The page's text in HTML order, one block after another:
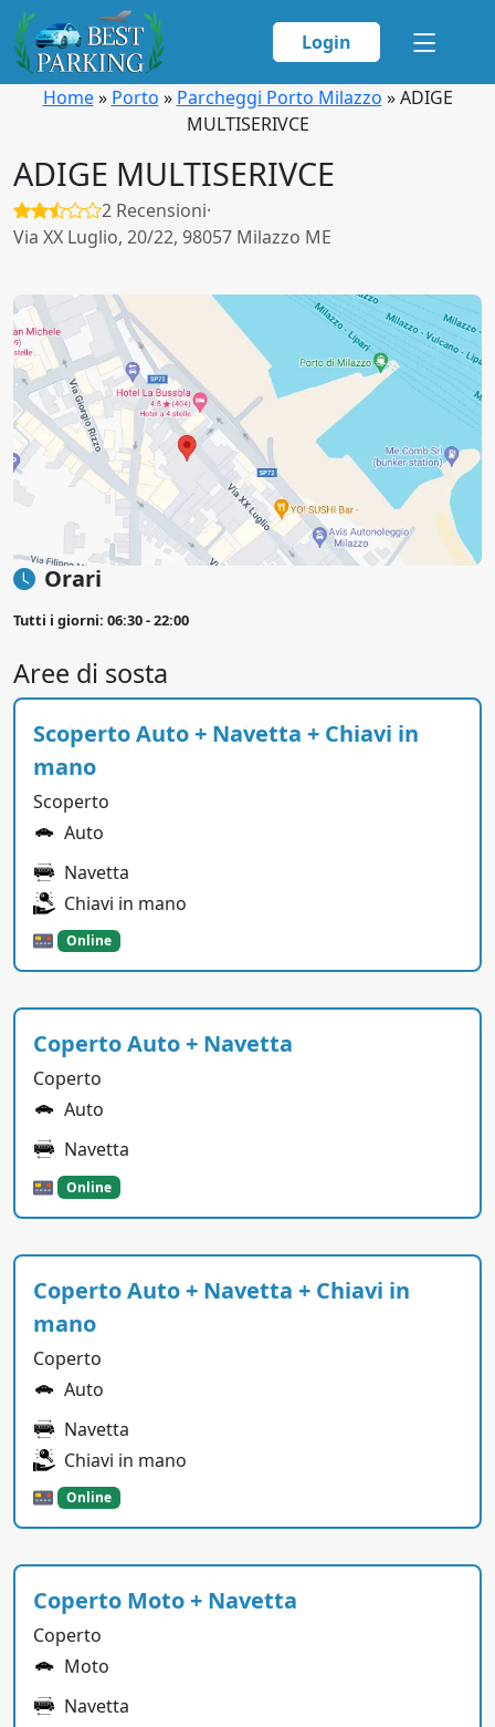
Login
Home» Porto » Parcheggi Porto Milazzo »ADIGE
MULTISERIVCE
ADIGE MULTISERIVCE
2 Recensioni·
Via XX Luglio, 20/22, 98057 Milazzo ME
Orari
Tutti i giorni: 06:30 - 22:00
Aree di sosta
Scoperto Auto + Navetta + Chiavi in
mano
Scoperto
Auto
Navetta
Chiavi in mano
Online
Coperto Auto + Navetta
Coperto
Auto
Navetta
Online
Coperto Auto + Navetta + Chiavi in
mano
Coperto
Auto
Navetta
Chiavi in mano
Online
Coperto Moto + Navetta
Coperto
Moto
Navetta